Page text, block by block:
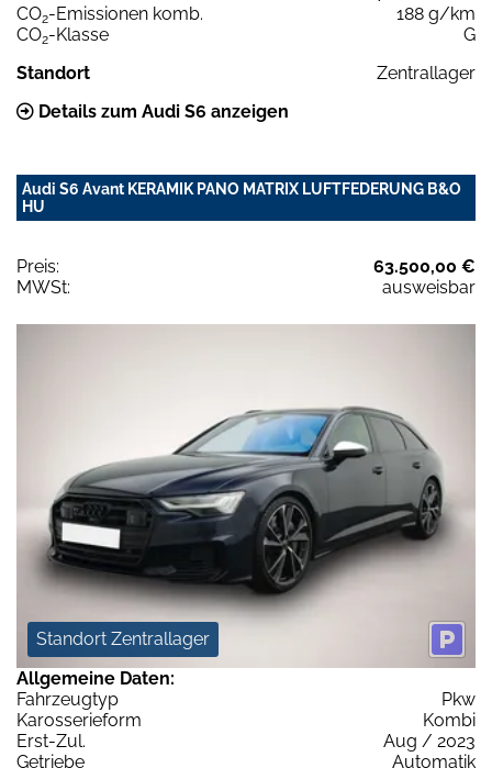
CO2-Emissionen komb.
188 g/km
CO2-Klasse
G
Standort
Zentrallager
Details zum Audi S6 anzeigen
Audi S6 Avant KERAMIK PANO MATRIX LUFTFEDERUNG B&O
HU
Preis:
63.500,00 €
MWSt:
ausweisbar
Standort Zentrallager
Allgemeine Daten:
Fahrzeugtyp
Pkw
Karosserieform
Kombi
Erst-Zul.
Aug / 2023
Getriebe
Automatik